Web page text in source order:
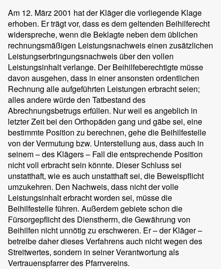
Am 12. März 2001 hat der Kläger die vorliegende Klage
erhoben. Er trägt vor, dass es dem geltenden Beihilferecht
widerspreche, wenn die Beklagte neben dem üblichen
rechnungsmäßigen Leistungsnachweis einen zusätzlichen
Leistungserbringungsnachweis über den vollen
Leistungsinhalt verlange. Der Beihilfeberechtigte müsse
davon ausgehen, dass in einer ansonsten ordentlichen
Rechnung alle aufgeführten Leistungen erbracht seien;
alles andere würde den Tatbestand des
Abrechnungsbetrugs erfüllen. Nur weil es angeblich in
letzter Zeit bei den Orthopäden gang und gäbe sei, eine
bestimmte Position zu berechnen, gehe die Beihilfestelle
von der Vermutung bzw. Unterstellung aus, dass auch in
seinem – des Klägers – Fall die entsprechende Position
nicht voll erbracht sein könnte. Dieser Schluss sei
unstatthaft, wie es auch unstatthaft sei, die Beweispflicht
umzukehren. Den Nachweis, dass nicht der volle
Leistungsinhalt erbracht worden sei, müsse die
Beihilfestelle führen. Außerdem gebiete schon die
Fürsorgepflicht des Dienstherrn, die Gewährung von
Beihilfen nicht unnötig zu erschweren. Er – der Kläger –
betreibe daher dieses Verfahrens auch nicht wegen des
Streitwertes, sondern in seiner Verantwortung als
Vertrauenspfarrer des Pfarrvereins.